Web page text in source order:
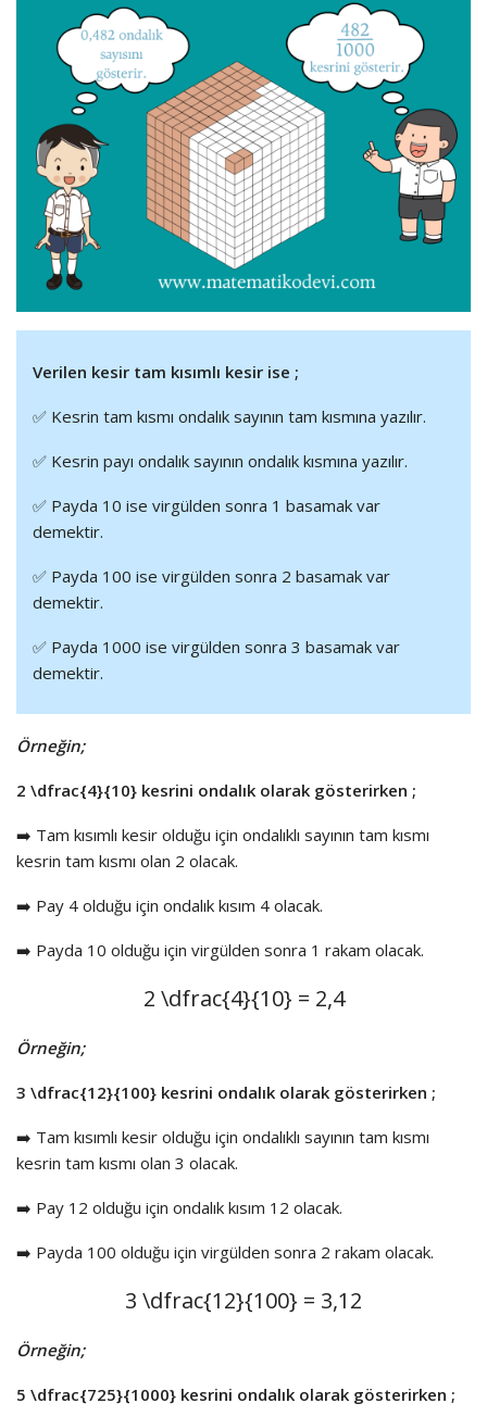
Verilen kesir tam kısımlı kesir ise ;
✅ Kesrin tam kısmı ondalık sayının tam kısmına yazılır.
✅ Kesrin payı ondalık sayının ondalık kısmına yazılır.
✅ Payda 10 ise virgülden sonra 1 basamak var
demektir.
✅ Payda 100 ise virgülden sonra 2 basamak var
demektir.
✅ Payda 1000 ise virgülden sonra 3 basamak var
demektir.
Örneğin;
2 \dfrac{4}{10} kesrini ondalık olarak gösterirken ;
➡️ Tam kısımlı kesir olduğu için ondalıklı sayının tam kısmı
kesrin tam kısmı olan 2 olacak.
➡️ Pay 4 olduğu için ondalık kısım 4 olacak.
➡️ Payda 10 olduğu için virgülden sonra 1 rakam olacak.
2 \dfrac{4}{10} = 2,4
Örneğin;
3 \dfrac{12}{100} kesrini ondalık olarak gösterirken ;
➡️ Tam kısımlı kesir olduğu için ondalıklı sayının tam kısmı
kesrin tam kısmı olan 3 olacak.
➡️ Pay 12 olduğu için ondalık kısım 12 olacak.
➡️ Payda 100 olduğu için virgülden sonra 2 rakam olacak.
3 \dfrac{12}{100} = 3,12
Örneğin;
5 \dfrac{725}{1000} kesrini ondalık olarak gösterirken ;